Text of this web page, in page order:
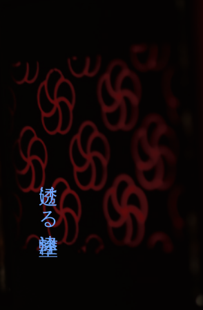
透ける津軽塗